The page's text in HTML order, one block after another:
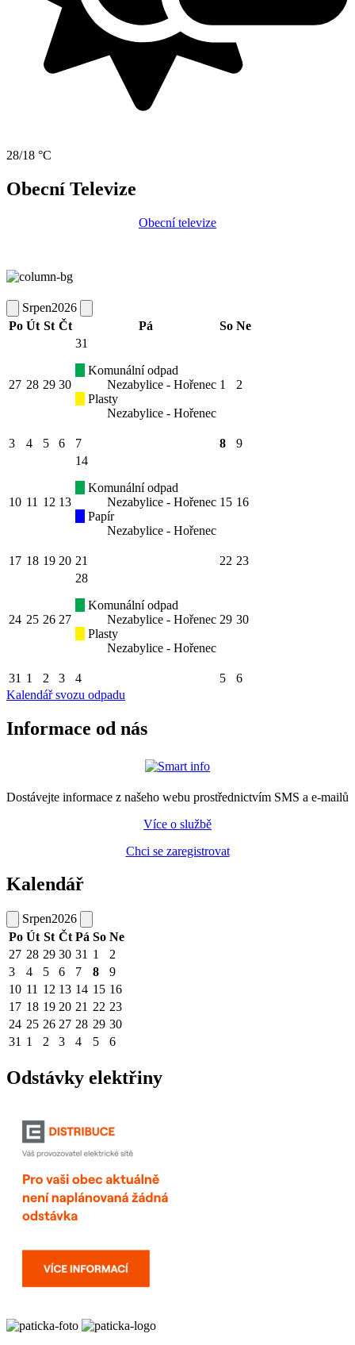
28/18 °C
Obecní Televize
Obecní televize
Srpen2026
Po Út St Čt Pá So Ne
27 28 29 30
31
Komunální odpad
Nezabylice - Hořenec
Plasty
Nezabylice - Hořenec
1 2
3 4 5 6 7 8 9
10 11 12 13
14
Komunální odpad
Nezabylice - Hořenec
Papír
Nezabylice - Hořenec
15 16
17 18 19 20 21 22 23
24 25 26 27
28
Komunální odpad
Nezabylice - Hořenec
Plasty
Nezabylice - Hořenec
29 30
31 1 2 3 4 5
6
Kalendář svozu odpadu
Informace od nás
Dostávejte informace z našeho webu prostřednictvím SMS a e-mailů
Více o službě
Chci se zaregistrovat
Kalendář
Srpen2026
Po Út St Čt Pá So Ne
27 28 29 30 31 1
2
3
4 5 6 7 8
9
10 11 12 13 14 15 16
17 18 19 20 21 22 23
24 25 26 27 28 29 30
31 1 2 3 4 5 6
Odstávky elektřiny